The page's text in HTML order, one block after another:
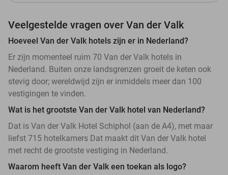
Veelgestelde vragen over Van der Valk
Hoeveel Van der Valk hotels zijn er in Nederland?
Er zijn momenteel ruim 70 Van der Valk hotels in
Nederland. Buiten onze landsgrenzen groeit de keten ook
stevig door; wereldwijd zijn er inmiddels meer dan 100
vestigingen te vinden.
Wat is het grootste Van der Valk hotel van Nederland?
Dat is Van der Valk Hotel Schiphol (aan de A4), met maar
liefst 715 hotelkamers Dat maakt dit Van der Valk hotel
met recht de grootste vestiging in Nederland.
Waarom heeft Van der Valk een toekan als logo?